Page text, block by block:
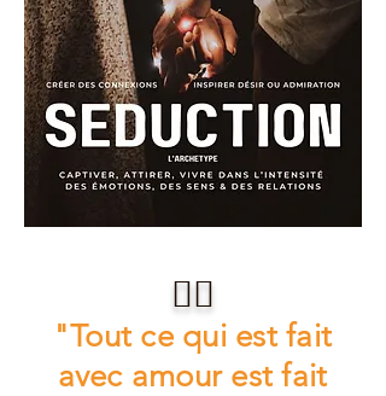
❤️‍🔥
"Tout ce qui est fait
avec amour est fait